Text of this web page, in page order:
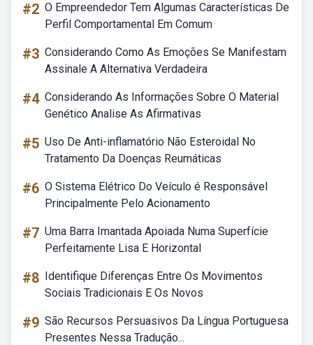
#2 O Empreendedor Tem Algumas Características De
Perfil Comportamental Em Comum
#3 Considerando Como As Emoções Se Manifestam
Assinale A Alternativa Verdadeira
#4 Considerando As Informações Sobre O Material
Genético Analise As Afirmativas
#5 Uso De Anti-inflamatório Não Esteroidal No
Tratamento Da Doenças Reumáticas
#6 O Sistema Elétrico Do Veículo é Responsável
Principalmente Pelo Acionamento
#7 Uma Barra Imantada Apoiada Numa Superfície
Perfeitamente Lisa E Horizontal
#8 Identifique Diferenças Entre Os Movimentos
Sociais Tradicionais E Os Novos
#9 São Recursos Persuasivos Da Língua Portuguesa
Presentes Nessa Tradução...